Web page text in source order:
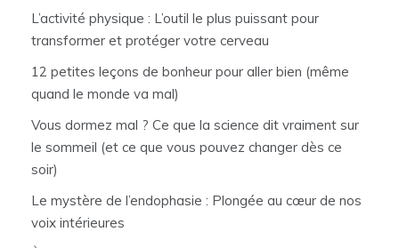
L’activité physique : L’outil le plus puissant pour
transformer et protéger votre cerveau
12 petites leçons de bonheur pour aller bien (même
quand le monde va mal)
Vous dormez mal ? Ce que la science dit vraiment sur
le sommeil (et ce que vous pouvez changer dès ce
soir)
Le mystère de l’endophasie : Plongée au cœur de nos
voix intérieures